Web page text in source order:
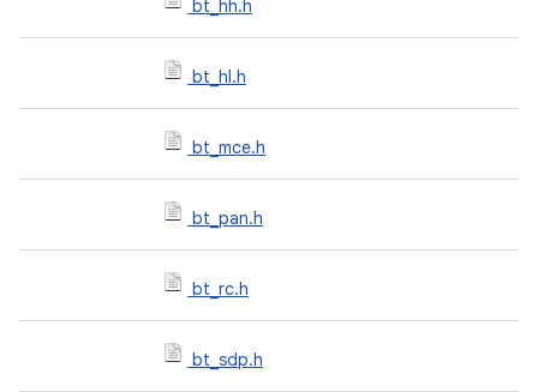
bt_hh.h
bt_hl.h
bt_mce.h
bt_pan.h
bt_rc.h
bt_sdp.h